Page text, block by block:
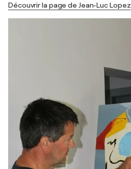
Découvrir la page de Jean-Luc Lopez